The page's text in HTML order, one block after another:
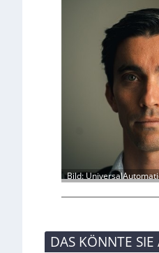
Bild:
DAS KÖNNTE SIE